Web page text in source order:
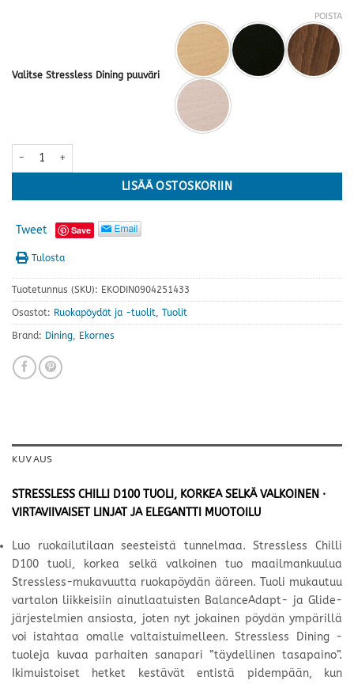
Valitse Stressless Dining puuväri
POISTA
Stressless® Chilli D100 tuoli, korkea selkä, Batick Milky White
LISÄÄ OSTOSKORIIN
Tweet Save
Tulosta
Tuotetunnus (SKU): EKODIN0904251433
Osastot: Ruokapöydät ja -tuolit Tuolit
Brand: Dining Ekornes
KUVAUS
STRESSLESS CHILLI D100 TUOLI, KORKEA SELKÄ VALKOINEN ·
VIRTAVIIVAISET LINJAT JA ELEGANTTI MUOTOILU
Luo ruokailutilaan seesteistä tunnelmaa. Stressless Chilli
D100 tuoli, korkea selkä valkoinen tuo maailmankuulua
Stressless-mukavuutta ruokapöydän ääreen. Tuoli mukautuu
vartalon liikkeisiin ainutlaatuisten BalanceAdapt- ja Glide-
järjestelmien ansiosta, joten nyt jokainen pöydän ympärillä
voi istahtaa omalle valtaistuimelleen. Stressless Dining -
tuoleja kuvaa parhaiten sanapari ”täydellinen tasapaino”.
Ikimuistoiset hetket kestävät entistä pidempään, kun